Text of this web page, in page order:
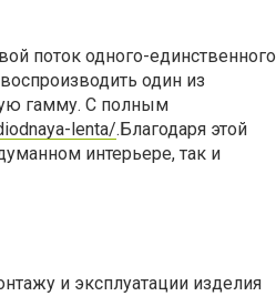
поток одного-единственного
один из
гамму. С полным
lenta/.Благодаря этой
интерьере, так и
и эксплуатации изделия